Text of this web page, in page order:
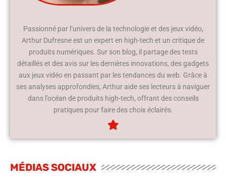
Passionné par l’univers de la technologie et des jeux vidéo,
Arthur Dufresne est un expert en high-tech et un critique de
produits numériques. Sur son blog, il partage des tests
détaillés et des avis sur les dernières innovations, des gadgets
aux jeux vidéo en passant par les tendances du web. Grâce à
ses analyses approfondies, Arthur aide ses lecteurs à naviguer
dans l’océan de produits high-tech, offrant des conseils
pratiques pour faire des choix éclairés.
MÉDIAS SOCIAUX